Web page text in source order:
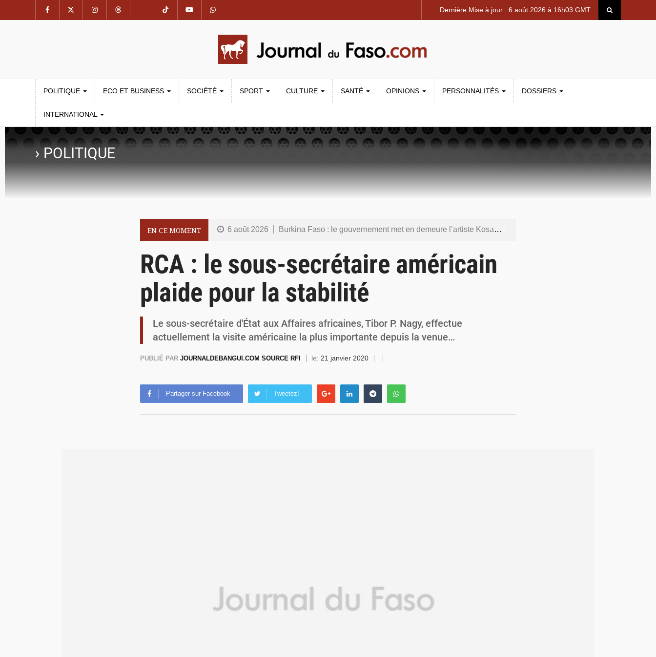
Dernière Mise à jour : 6 août 2026 à 16h03 GMT
POLITIQUE ECO ET BUSINESS SOCIÉTÉ SPORT CULTURE SANTÉ OPINIONS PERSONNALITÉS DOSSIERS
INTERNATIONAL
›POLITIQUE
EN CE MOMENT 6 août 2026 Burkina Faso : le gouvernement met en demeure l’artiste Kosa Pic de retirer de toutes les plateformes, ses contenus jugés contraires aux bonnes mœurs
5 août 2026 Commémoration du 5 août : Ibrahim Traoré appelle à faire de la Révolution progressiste populaire le socle de la souveraineté nationale
4 août 2026 Burkina Faso : l’ALP ratifie le protocole de Montréal 2014 pour renforcer la sécurité aérienne
RCA : le sous-secrétaire américain
plaide pour la stabilité
Le sous-secrétaire d'État aux Affaires africaines, Tibor P. Nagy, effectue
actuellement la visite américaine la plus importante depuis la venue…
PUBLIÉ PAR JOURNALDEBANGUI.COM SOURCE RFI le: 21 janvier 2020
Partager sur Facebook Tweetez!